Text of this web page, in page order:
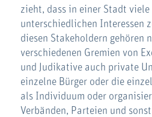
zieht, dass in einer Stadt
unterschiedlichen Interessen
diesen Stakeholdern gehören
verschiedenen Gremien von
und Judikative auch private
einzelne Bürger oder die
als Individuum oder
Verbänden, Parteien und